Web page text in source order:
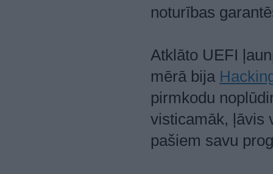
noturības
Atklāto UEFI
mērā bija
pirmkodu
visticamāk, ļāvis
pašiem savu